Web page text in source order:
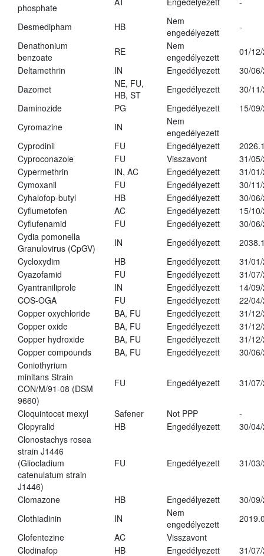
phosphate
Desmedipham HB
Nem
engedélyezett
-
Denathonium
benzoate
RE
Nem
engedélyezett
01/
Deltamethrin
IN Engedélyezett
30/
Dazomet
NE, FU,
HB, ST
Engedélyezett
30/
Daminozide
PG Engedélyezett
15/
Cyromazine
IN
Nem
engedélyezett
Cyprodinil
FU Engedélyezett
Cyproconazole
FU Visszavont
31/
Cypermethrin
IN, AC Engedélyezett
31/
Cymoxanil
FU Engedélyezett
30/
Cyhalofop-butyl
HB Engedélyezett
30/
Cyflumetofen
AC Engedélyezett
15/
Cyflufenamid
FU Engedélyezett
30/
Cydia pomonella
Granulovirus (CpGV)
IN Engedélyezett
Cycloxydim
HB Engedélyezett
31/
Cyazofamid
FU Engedélyezett
31/
Cyantraniliprole
IN Engedélyezett
14/
COS-OGA
FU Engedélyezett
22/
Copper oxychloride
BA, FU Engedélyezett
31/
Copper oxide
BA, FU Engedélyezett
31/
Copper hydroxide
BA, FU Engedélyezett
31/
Copper compounds
BA, FU Engedélyezett
30/
Coniothyrium
minitans Strain
CON/M/91-08 (DSM
9660)
FU Engedélyezett 31/
Cloquintocet mexyl Safener Not PPP
-
Clopyralid
HB Engedélyezett
30/
Clonostachys rosea
strain J1446
(Gliocladium
catenulatum strain
J1446)
FU Engedélyezett 31/
Clomazone HB Engedélyezett
30/
Clothiadinin
IN
Nem
engedélyezett
Clofentezine
AC
Visszavont
Clodinafop
HB Engedélyezett 31/